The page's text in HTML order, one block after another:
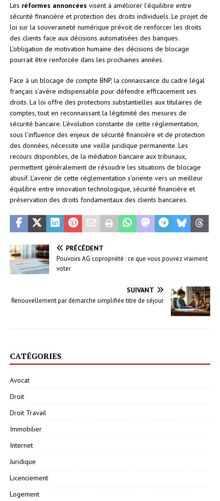
Les réformes annoncées visent à améliorer l’équilibre entre
sécurité financière et protection des droits individuels. Le projet de
loi sur la souveraineté numérique prévoit de renforcer les droits
des clients face aux décisions automatisées des banques.
L’obligation de motivation humaine des décisions de blocage
pourrait être renforcée dans les prochaines années.
Face à un blocage de compte BNP, la connaissance du cadre légal
français s’avère indispensable pour défendre efficacement ses
droits. La loi offre des protections substantielles aux titulaires de
comptes, tout en reconnaissant la légitimité des mesures de
sécurité bancaire. L’évolution constante de cette réglementation,
sous l’influence des enjeux de sécurité financière et de protection
des données, nécessite une veille juridique permanente. Les
recours disponibles, de la médiation bancaire aux tribunaux,
permettent généralement de résoudre les situations de blocage
abusif. L’avenir de cette réglementation s’oriente vers un meilleur
équilibre entre innovation technologique, sécurité financière et
préservation des droits fondamentaux des clients bancaires.
PRÉCÉDENT
Pouvoirs AG copropriété : ce que vous pouvez vraiment
voter
SUIVANT
Renouvellement par démarche simplifiée titre de séjour
CATÉGORIES
Avocat
Droit
Droit Travail
Immobilier
Internet
Juridique
Licenciement
Logement